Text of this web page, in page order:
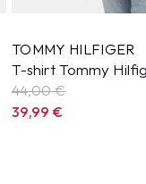
TOMMY HILFIGER
T-shirt Tommy
44,00 €
39,99€